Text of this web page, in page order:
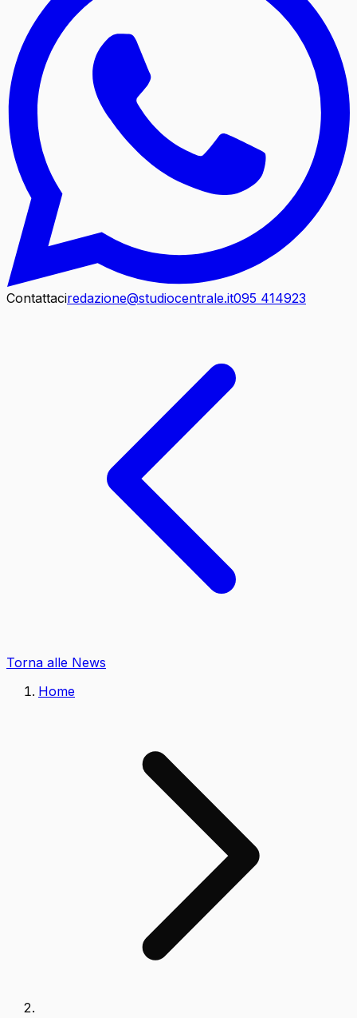
Contattaciredazione@studiocentrale.it095 414923
Torna alle News
Home